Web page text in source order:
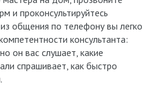
и проконсультируйтесь
общения по телефону вы легко
консультанта:
он вас слушает, какие
спрашивает, как быстро